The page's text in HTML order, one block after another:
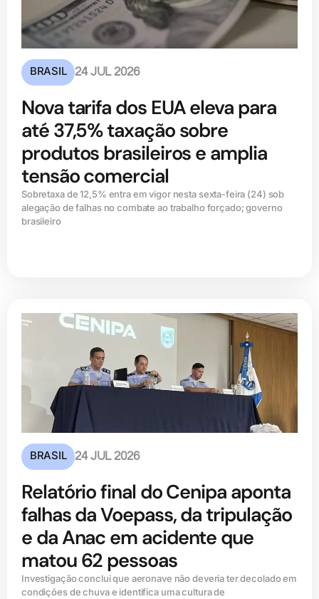
BRASIL 24 JUL 2026
Nova tarifa dos EUA eleva para
até 37,5% taxação sobre
produtos brasileiros e amplia
tensão comercial
Sobretaxa de 12,5% entra em vigor nesta sexta-feira (24) sob
alegação de falhas no combate ao trabalho forçado; governo
brasileiro
BRASIL 24 JUL 2026
Relatório final do Cenipa aponta
falhas da Voepass, da tripulação
e da Anac em acidente que
matou 62 pessoas
Investigação conclui que aeronave não deveria ter decolado em
condições de chuva e identifica uma cultura de